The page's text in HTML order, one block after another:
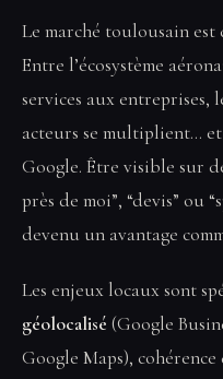
Le marché toulousain
Entre l’écosystème
services aux entreprises,
acteurs se multiplient…
Google. Être visible sur
près de moi”, “devis” ou
devenu un avantage
Les enjeux locaux sont
géolocalisé (Google
Google Maps),